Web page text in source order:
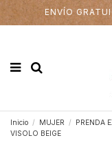
ENVÍO
Inicio MUJER PRENDA
VISOLO BEIGE